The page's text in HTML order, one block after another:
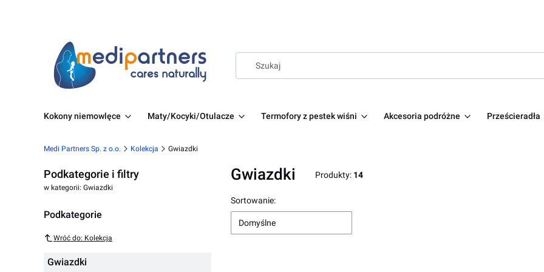
Kokony niemowlęce Maty/Kocyki/Otulacze Termofory z pestek wiśni Akcesoria podróżne Prześcieradła
Medi Partners Sp. z o.o. Kolekcja Gwiazdki
Podkategorie i filtry
w kategorii: Gwiazdki
Podkategorie
Wróć do: Kolekcja
Gwiazdki
Gwiazdki Produkty: 14
Lista produktów
Sortowanie:
Domyślne